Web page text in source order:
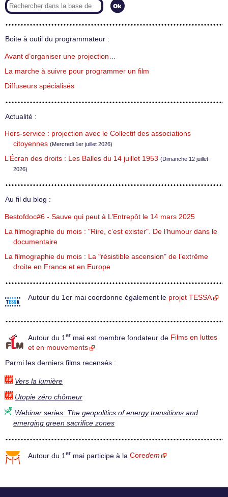
Boite à outil du programmateur :
Avant d’organiser une projection…
La marche à suivre pour programmer un film
Diffuseurs spécialisés
Actualité :
Hors-service : projection avec le Collectif des associations
citoyennes (Mercredi 1er juillet 2026)
L’Écran des droits : Les Balles du 14 juillet 1953 (Dimanche 12 juillet
2026)
Au fil du blog :
Bestofdoc#6 - Sauve qui peut à L’Entrepôt le 14 mars 2025
La filmographie du mois : "Rire, c’est exister". De l’humour dans le
documentaire
La filmographie du mois : La "résistible ascension" de l’extrême
droite en France et en Europe
Autour du 1er mai coordonne également le projet TESSA
Autour du 1 er mai est membre fondateur de Films en luttes
et en mouvements
Parmi les derniers films recensés :
Vers la lumière
Utopie zéro chômeur
Webinar series: The geopolitics of energy transitions and
emerging green sacrifice zones
Autour du 1 er mai participe à la Coredem